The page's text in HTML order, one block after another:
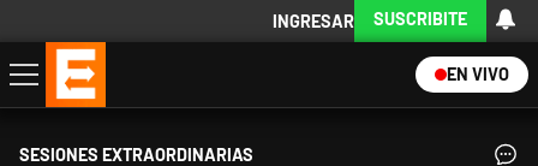
INGRESAR SUSCRIBITE
EN VIVO
Economía
Política
Internacional
Actualidad
Descargá la App
SESIONES EXTRAORDINARIAS